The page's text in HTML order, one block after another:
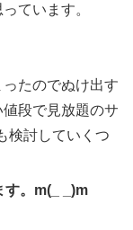
ています。
たのでぬけ出す
段で見放題のサ
検討していくつ
す。m(_ _)m